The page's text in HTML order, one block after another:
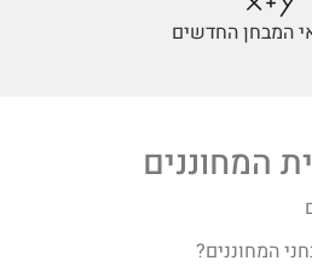
המבחן החדשים
המחוננים
המחוננים?